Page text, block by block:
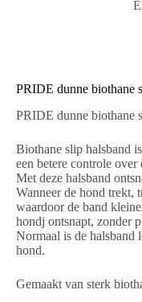
PRIDE dunne biothane
PRIDE dunne biothane
Biothane slip halsband
een betere controle over
Met deze halsband
Wanneer de hond trekt,
waardoor de band
hondj ontsnapt, zonder
Normaal is de halsband
hond.
Gemaakt van sterk